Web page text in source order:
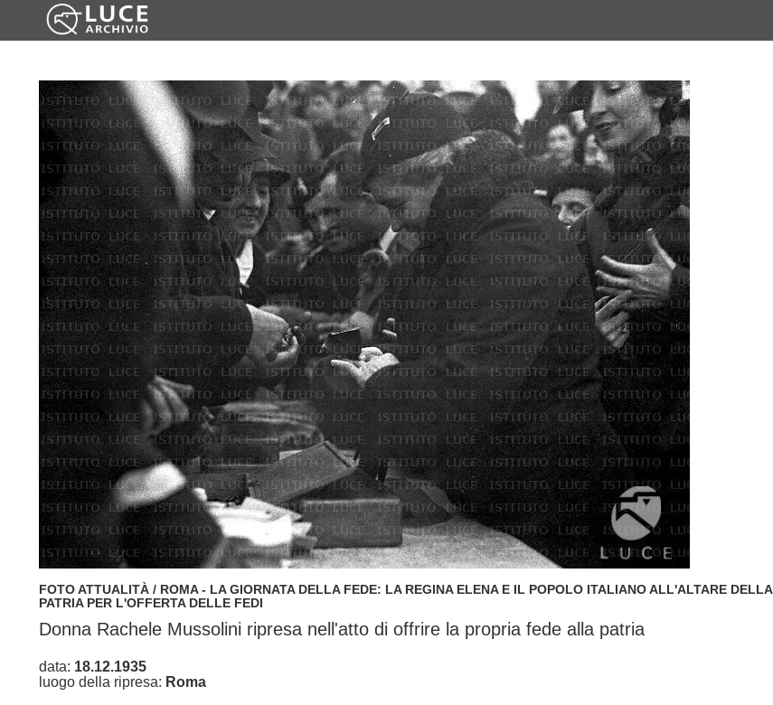
FOTO ATTUALITÀ / ROMA - LA GIORNATA DELLA FEDE: LA REGINA ELENA E IL POPOLO ITALIANO ALL'ALTARE DELLA
PATRIA PER L'OFFERTA DELLE FEDI
Donna Rachele Mussolini ripresa nell'atto di offrire la propria fede alla patria
data: 18.12.1935
luogo della ripresa: Roma